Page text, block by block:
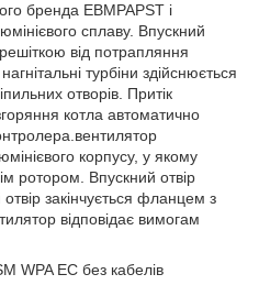
бренда EBMPAPST і
сплаву. Впускний
від потрапляння
турбіни здійснюється
отворів. Притік
котла автоматично
корпусу, у якому
ротором. Впускний отвір
закінчується фланцем з
відповідає вимогам
WPA EC без кабелів